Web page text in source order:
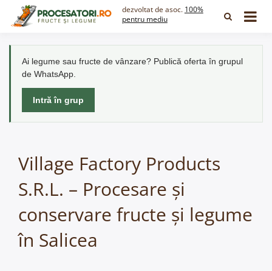
dezvoltat de asoc. 100%
pentru mediu
Ai legume sau fructe de vânzare? Publică oferta în grupul
de WhatsApp.
Intră în grup
Village Factory Products
S.R.L. – Procesare și
conservare fructe și legume
în Salicea